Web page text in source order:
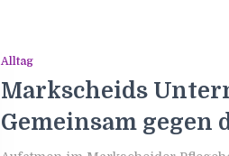
Alltag
Markscheids
Gemeinsam gegen